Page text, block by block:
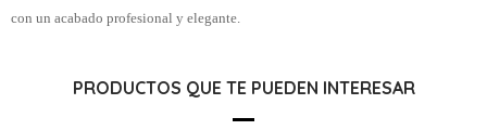
con un acabado profesional y elegante.
PRODUCTOS QUE TE PUEDEN INTERESAR